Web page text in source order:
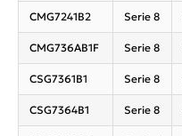
CMG7241B2 Serie 8
CMG736AB1F Serie 8
CSG7361B1 Serie 8
CSG7364B1 Serie 8